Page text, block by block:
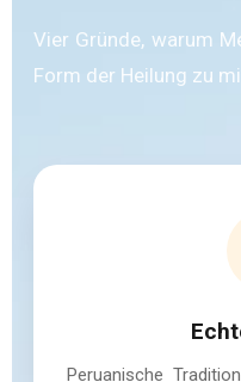
Vier Gründe, warum
Form der Heilung zu
Peruanische